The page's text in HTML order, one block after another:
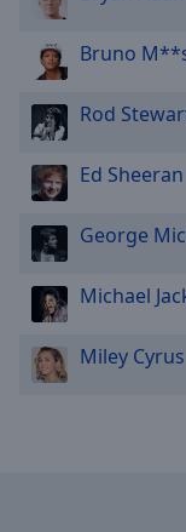
Bruno
Rod
Ed Sheeran
George
Michael
Miley Cyrus